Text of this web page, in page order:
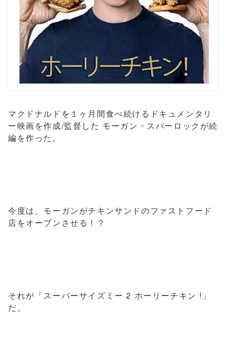
マクドナルドを１ヶ月間食べ続けるドキュメンタリ
ー映画を作成/監督した モーガン・スパーロックが続
編を作った。
今度は、モーガンがチキンサンドのファストフード
店をオープンさせる！？
それが「スーパーサイズミー 2 ホーリーチキン !」
だ。